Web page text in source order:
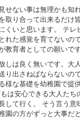
せない事は無理かも知
取り合って出来るだけ
くいと思います。 テレ
れた感覚を育てないの
教育者としての願いです
しは良く無いです。大
り出さねばならないの
様な基礎を幼稚園で提
は安心できる大人たち
して行く。 そう言う意
園の方がずっと大事だ